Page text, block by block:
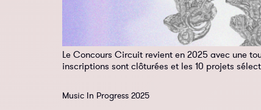
Le Concours Circuit revient en 2025 avec une
inscriptions sont clôturées et les 10 projets
Music In Progress 2025